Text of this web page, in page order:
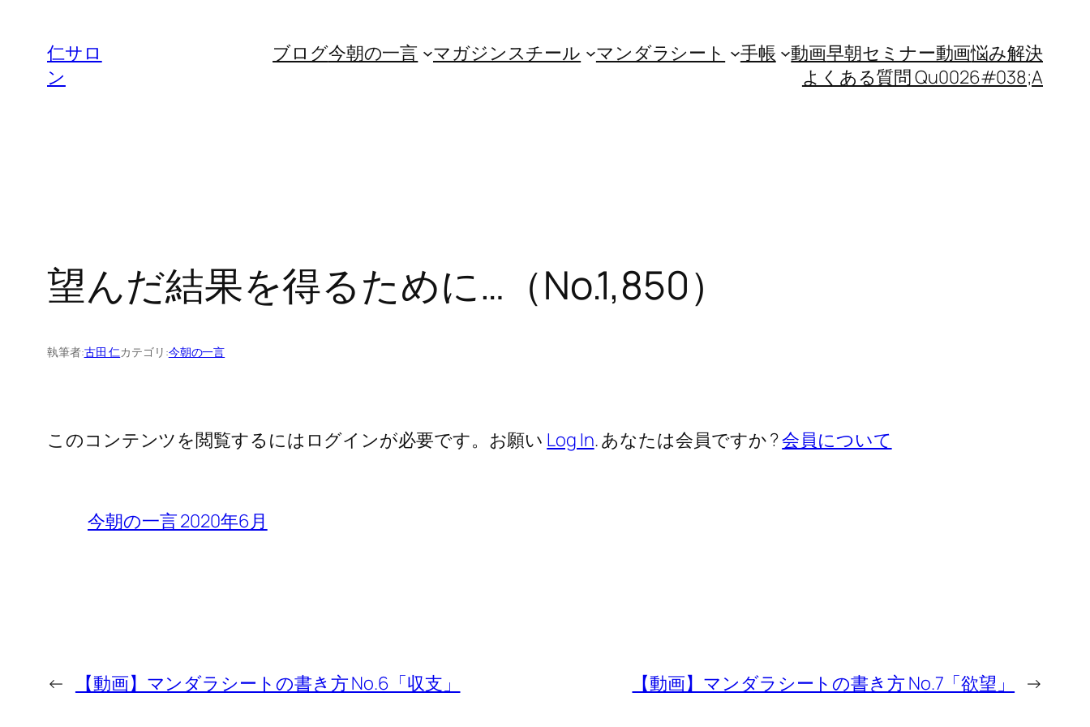
仁サロ
ン
ブログ今朝の一言 マガジンスチール マンダラシート 手帳 動画早朝セミナー動画悩み解決
よくある質問 Qu0026#038;A
望んだ結果を得るために…（No.1,850）
執筆者:古田 仁カテゴリ:今朝の一言
このコンテンツを閲覧するにはログインが必要です。お願い Log In. あなたは会員ですか ?会員について
今朝の一言 2020年6月
← 【動画】マンダラシートの書き方 No.6「収支」 【動画】マンダラシートの書き方 No.7「欲望」 →